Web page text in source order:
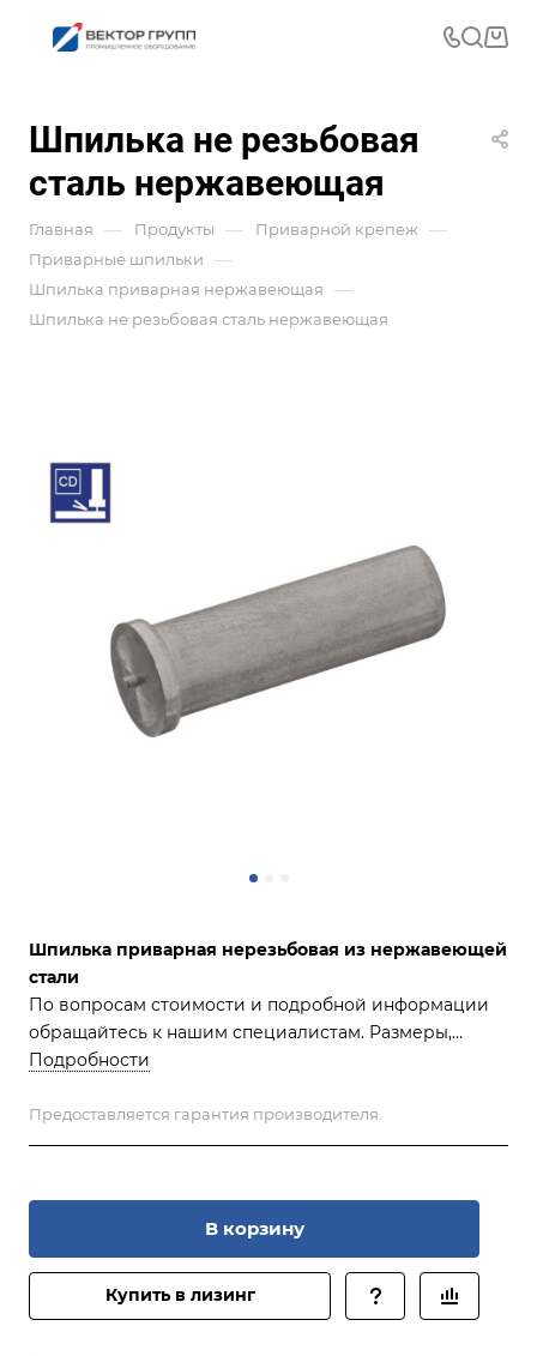
Шпилька не резьбовая
сталь нержавеющая
Главная — Продукты — Приварной крепеж —
Приварные шпильки —
Шпилька приварная нержавеющая —
Шпилька не резьбовая сталь нержавеющая
Шпилька приварная нерезьбовая из нержавеющей
стали
По вопросам стоимости и подробной информации
обращайтесь к нашим специалистам. Размеры,
доступные для заказа, указаны в описании.
Подробности
Предоставляется гарантия производителя.
В корзину
Купить в лизинг